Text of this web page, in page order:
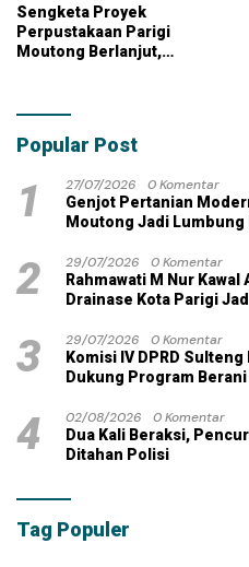
Sengketa Proyek
Perpustakaan Parigi
Moutong Berlanjut,
dengan Dana Pribadi
Popular Post
1 27/07/2026
0 Komentar
Genjot Pertanian
Moutong Jadi Lumbung
2 29/07/2026
0 Komentar
Rahmawati M Nur
Drainase Kota Parigi
3 29/07/2026
0 Komentar
Komisi IV DPRD
Dukung Program
4 02/08/2026
0 Komentar
Dua Kali Beraksi,
Ditahan Polisi
Tag Populer